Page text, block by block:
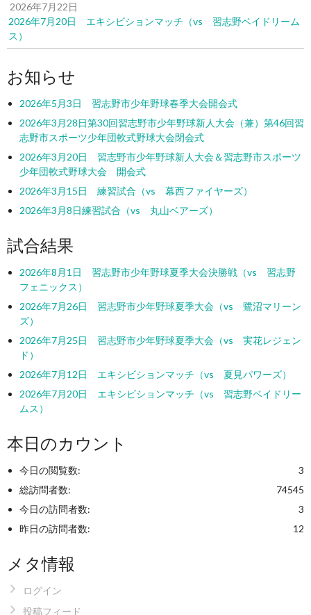
2026年7月22日
2026年7月20日 エキシビションマッチ（vs 習志野ベイドリーム
ス）
お知らせ
2026年5月3日 習志野市少年野球春季大会開会式
2026年3月28日第30回習志野市少年野球新人大会（兼）第46回習
志野市スポーツ少年団軟式野球大会閉会式
2026年3月20日 習志野市少年野球新人大会＆習志野市スポーツ
少年団軟式野球大会 開会式
2026年3月15日 練習試合（vs 幕西ファイヤーズ）
2026年3月8日練習試合（vs 丸山ベアーズ）
試合結果
2026年8月1日 習志野市少年野球夏季大会決勝戦（vs 習志野
フェニックス）
2026年7月26日 習志野市少年野球夏季大会（vs 鷺沼マリーン
ズ）
2026年7月25日 習志野市少年野球夏季大会（vs 実花レジェン
ド）
2026年7月12日 エキシビションマッチ（vs 夏見パワーズ）
2026年7月20日 エキシビションマッチ（vs 習志野ベイドリー
ムス）
本日のカウント
3
今日の閲覧数:
74545
総訪問者数:
3
今日の訪問者数:
12
昨日の訪問者数:
メタ情報
ログイン
投稿フィード